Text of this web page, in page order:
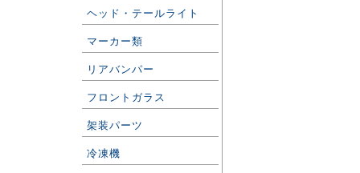
ヘッド・テールライト
マーカー類
リアバンパー
フロントガラス
架装パーツ
冷凍機